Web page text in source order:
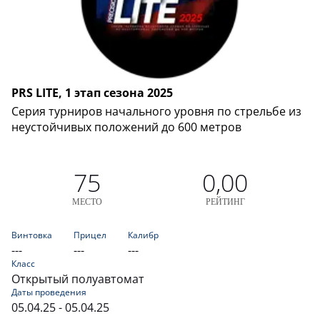
PRS LITE, 1 этап сезона 2025
Серия турниров начального уровня по стрельбе из
неустойчивых положений до 600 метров
75
МЕСТО
0,00
РЕЙТИНГ
Винтовка
---
Прицел
---
Калибр
---
Класс
Открытый полуавтомат
Даты проведения
05.04.25 - 05.04.25